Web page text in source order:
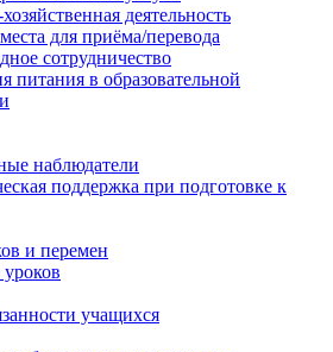
деятельность
для приёма/перевода
сотрудничество
питания в образовательной
наблюдатели
поддержка при подготовке к
и перемен
учащихся